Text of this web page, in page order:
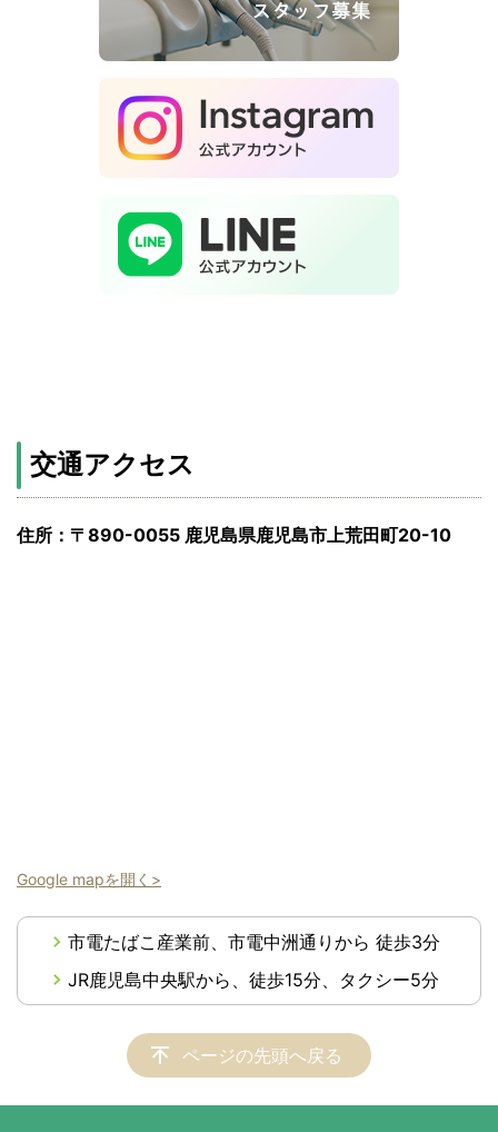
交通アクセス
住所：〒890-0055 鹿児島県鹿児島市上荒田町20-10
Google mapを開く>
市電たばこ産業前、市電中洲通りから 徒歩3分
JR鹿児島中央駅から、徒歩15分、タクシー5分
ページの先頭へ戻る